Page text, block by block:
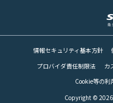
情報セキュリティ基本方針
プロバイダ責任制限法
カ
Cookie等の利
Copyright ©